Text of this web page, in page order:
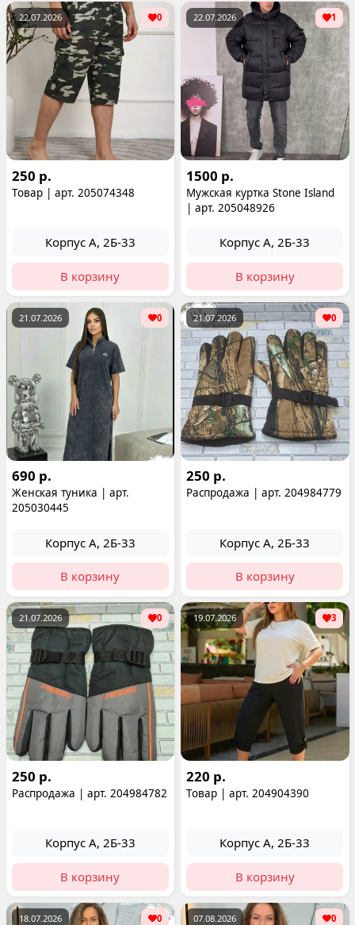
22.07.2026 0
250 р.
Товар | арт. 205074348
Корпус А, 2Б-33
В корзину
22.07.2026 1
1500 р.
Мужская куртка Stone Island
| арт. 205048926
Корпус А, 2Б-33
В корзину
21.07.2026 0
690 р.
Женская туника | арт.
205030445
Корпус А, 2Б-33
В корзину
21.07.2026 0
250 р.
Распродажа | арт. 204984779
Корпус А, 2Б-33
В корзину
21.07.2026 0
250 р.
Распродажа | арт. 204984782
Корпус А, 2Б-33
В корзину
19.07.2026 3
220 р.
Товар | арт. 204904390
Корпус А, 2Б-33
В корзину
18.07.2026 0 07.08.2026 0